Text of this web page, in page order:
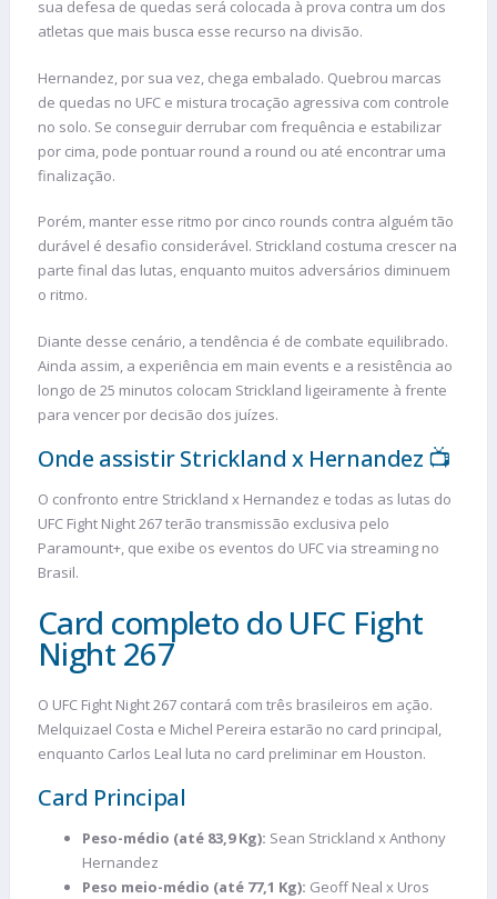
sua defesa de quedas será colocada à prova contra um dos
atletas que mais busca esse recurso na divisão.
Hernandez, por sua vez, chega embalado. Quebrou marcas
de quedas no UFC e mistura trocação agressiva com controle
no solo. Se conseguir derrubar com frequência e estabilizar
por cima, pode pontuar round a round ou até encontrar uma
finalização.
Porém, manter esse ritmo por cinco rounds contra alguém tão
durável é desafio considerável. Strickland costuma crescer na
parte final das lutas, enquanto muitos adversários diminuem
o ritmo.
Diante desse cenário, a tendência é de combate equilibrado.
Ainda assim, a experiência em main events e a resistência ao
longo de 25 minutos colocam Strickland ligeiramente à frente
para vencer por decisão dos juízes.
Onde assistir Strickland x Hernandez 📺
O confronto entre Strickland x Hernandez e todas as lutas do
UFC Fight Night 267 terão transmissão exclusiva pelo
Paramount+, que exibe os eventos do UFC via streaming no
Brasil.
Card completo do UFC Fight
Night 267
O UFC Fight Night 267 contará com três brasileiros em ação.
Melquizael Costa e Michel Pereira estarão no card principal,
enquanto Carlos Leal luta no card preliminar em Houston.
Card Principal
Peso-médio (até 83,9 Kg): Sean Strickland x Anthony
Hernandez
Peso meio-médio (até 77,1 Kg): Geoff Neal x Uros